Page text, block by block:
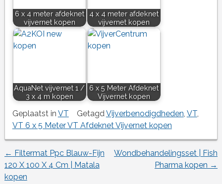
6 x 4 meter afdeknet
vijvernet kopen
4 x 4 meter afdeknet
vijvernet kopen
AquaNet vijvernet 1 /
3 x 4 m kopen
6 x 5 Meter Afdeknet
Vijvernet kopen
Geplaatst in VT GetagdVijverbenodigdheden, VT,
VT 6 x 5 Meter VT Afdeknet Vijvernet kopen
Berichtnavigatie
← Filtermat Ppc Blauw-Fijn
120 X 100 X 4 Cm | Matala
kopen
Wondbehandelingsset | Fish
Pharma kopen →